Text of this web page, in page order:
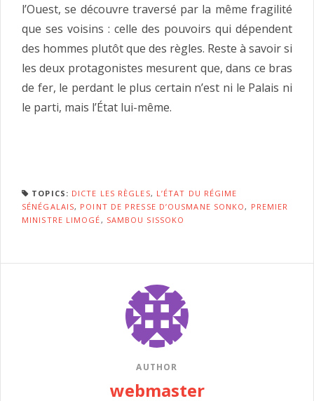
l’Ouest, se découvre traversé par la même fragilité
que ses voisins : celle des pouvoirs qui dépendent
des hommes plutôt que des règles. Reste à savoir si
les deux protagonistes mesurent que, dans ce bras
de fer, le perdant le plus certain n’est ni le Palais ni
le parti, mais l’État lui-même.
TOPICS: DICTE LES RÈGLES, L’ÉTAT DU RÉGIME
SÉNÉGALAIS, POINT DE PRESSE D’OUSMANE SONKO , PREMIER
MINISTRE LIMOGÉ , SAMBOU SISSOKO
AUTHOR
webmaster